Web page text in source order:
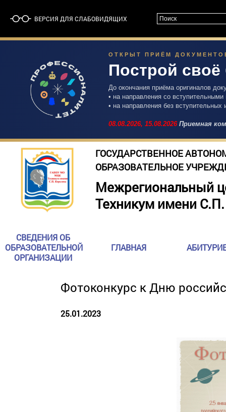
ВЕРСИЯ ДЛЯ СЛАБОВИДЯЩИХ
ОТКРЫТ ПРИЁМ
Построй
До окончания приёма оригиналов
• на направления со
• на направления без
08.08.2026, 15.08.2026Приемная
ГОСУДАРСТВЕННОЕ
ОБРАЗОВАТЕЛЬНОЕ
Межрегиональный
Техникум имени
СВЕДЕНИЯ ОБ
ОБРАЗОВАТЕЛЬНОЙ
ОРГАНИЗАЦИИ
ГЛАВНАЯ
Фотоконкурс к Дню
25.01.2023